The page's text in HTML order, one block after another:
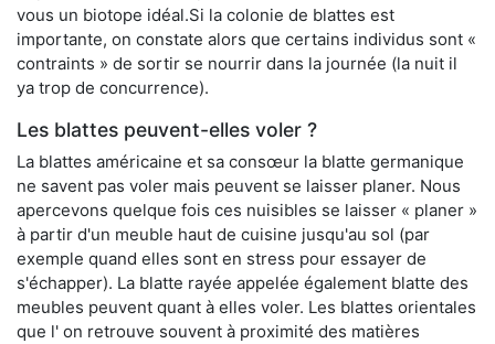
vous un biotope idéal.Si la colonie de blattes est
importante, on constate alors que certains individus sont «
contraints » de sortir se nourrir dans la journée (la nuit il
ya trop de concurrence).
Les blattes peuvent-elles voler ?
La blattes américaine et sa consœur la blatte germanique
ne savent pas voler mais peuvent se laisser planer. Nous
apercevons quelque fois ces nuisibles se laisser « planer »
à partir d'un meuble haut de cuisine jusqu'au sol (par
exemple quand elles sont en stress pour essayer de
s'échapper). La blatte rayée appelée également blatte des
meubles peuvent quant à elles voler. Les blattes orientales
que l' on retrouve souvent à proximité des matières